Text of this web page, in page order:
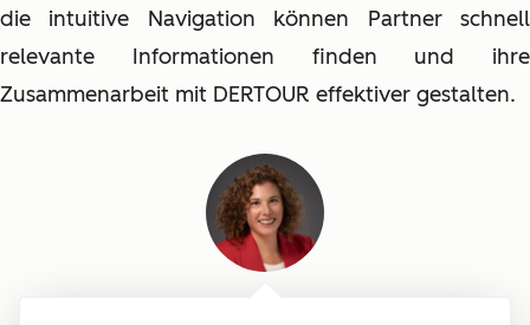
die intuitive Navigation können Partner schnell
relevante Informationen finden und ihre
Zusammenarbeit mit DERTOUR effektiver gestalten.